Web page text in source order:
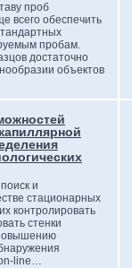
проб
всего обеспечить
пробам.
достаточно
объектов
и
стационарных
контролировать
стенки
line…